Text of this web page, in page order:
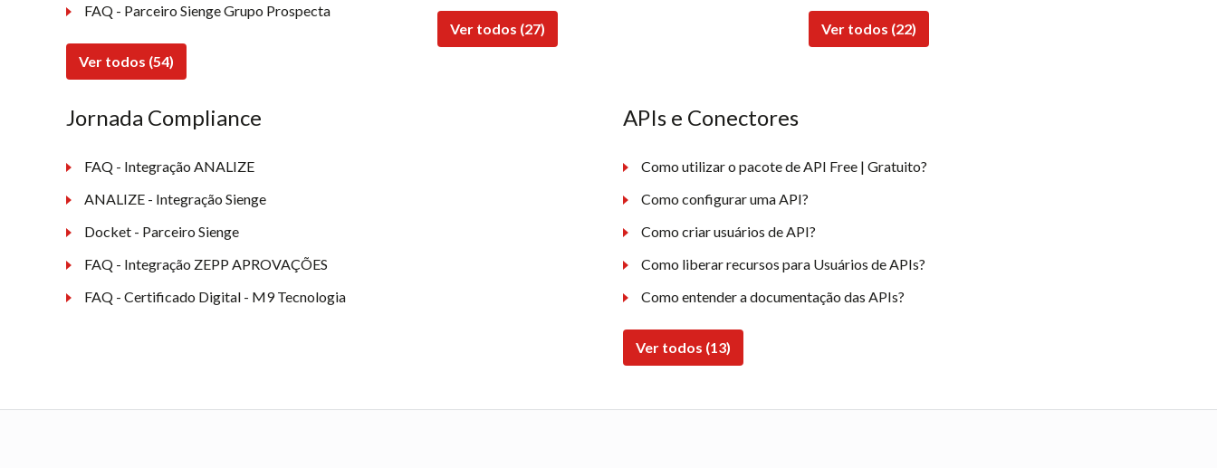
FAQ - Parceiro Sienge Grupo Prospecta
Ver todos (54)
Ver todos (27) Ver todos (22)
Jornada Compliance
FAQ - Integração ANALIZE
ANALIZE - Integração Sienge
Docket - Parceiro Sienge
FAQ - Integração ZEPP APROVAÇÕES
FAQ - Certificado Digital - M9 Tecnologia
APIs e Conectores
Como utilizar o pacote de API Free | Gratuito?
Como configurar uma API?
Como criar usuários de API?
Como liberar recursos para Usuários de APIs?
Como entender a documentação das APIs?
Ver todos (13)